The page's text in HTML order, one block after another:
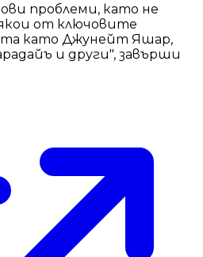
проблеми, като не
от ключовите
като Джунейт Яшар,
и други", завърши